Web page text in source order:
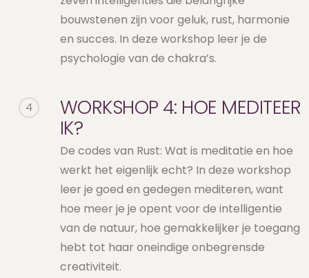
bouwstenen zijn voor geluk, rust, harmonie
en succes. In deze workshop leer je de
psychologie van de chakra’s.
4
WORKSHOP 4: HOE MEDITEER
IK?
De codes van Rust: Wat is meditatie en hoe
werkt het eigenlijk echt? In deze workshop
leer je goed en gedegen mediteren, want
hoe meer je je opent voor de intelligentie
van de natuur, hoe gemakkelijker je toegang
hebt tot haar oneindige onbegrensde
creativiteit.